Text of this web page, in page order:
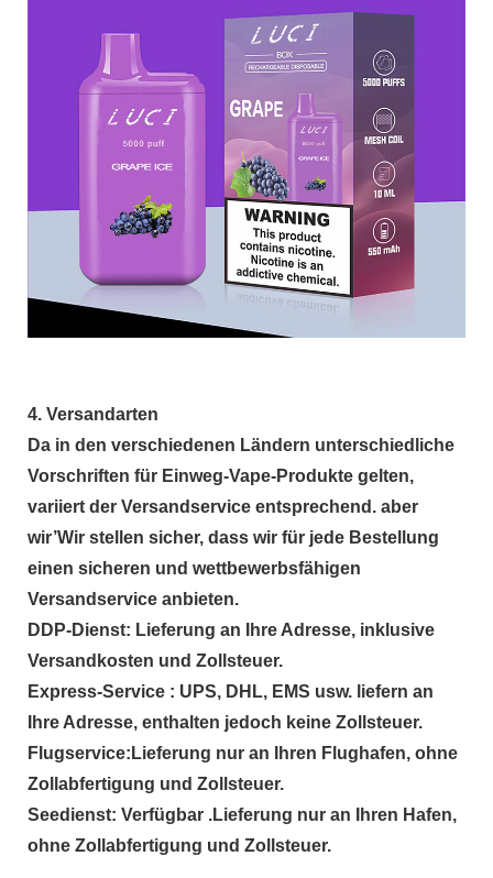
4. Versandarten
Da in den verschiedenen Ländern unterschiedliche
Vorschriften für Einweg-Vape-Produkte gelten,
variiert der Versandservice entsprechend. aber
wir’Wir stellen sicher, dass wir für jede Bestellung
einen sicheren und wettbewerbsfähigen
Versandservice anbieten.
DDP-Dienst: Lieferung an Ihre Adresse, inklusive
Versandkosten und Zollsteuer.
Express-Service : UPS, DHL, EMS usw. liefern an
Ihre Adresse, enthalten jedoch keine Zollsteuer.
Flugservice: Lieferung nur an Ihren Flughafen, ohne
Zollabfertigung und Zollsteuer.
Seedienst: Verfügbar .Lieferung nur an Ihren Hafen,
ohne Zollabfertigung und Zollsteuer.